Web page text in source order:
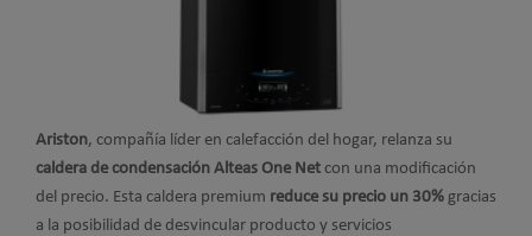
Ariston, compañía líder en calefacción del hogar, relanza su
caldera de condensación Alteas One Net con una modificación
del precio. Esta caldera premium reduce su precio un 30% gracias
a la posibilidad de desvincular producto y servicios